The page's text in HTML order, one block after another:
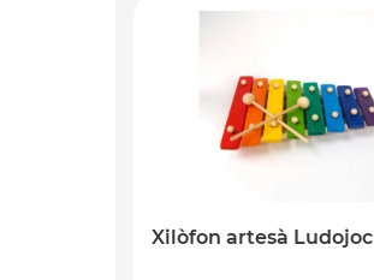
Xilòfon artesà Ludojoc